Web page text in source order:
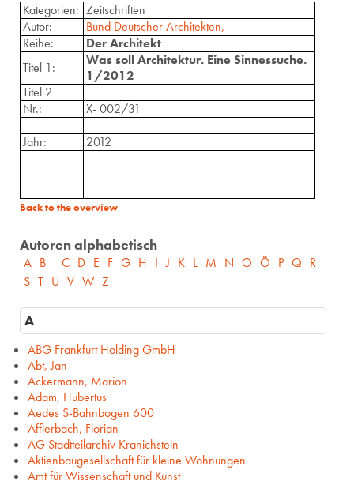
Kategorien: Zeitschriften
Autor:
Bund Deutscher Architekten,
Reihe:
Der Architekt
Titel 1:
Was soll Architektur. Eine Sinnessuche.
1/2012
Titel 2
Nr.:
X- 002/31
Jahr:
2012
Back to the overview
Autoren alphabetisch
A B C D E F G H I J K L M N O Ö P Q R
S T U V W Z
A
ABG Frankfurt Holding GmbH
Abt, Jan
Ackermann, Marion
Adam, Hubertus
Aedes S-Bahnbogen 600
Afflerbach, Florian
AG Stadtteilarchiv Kranichstein
Aktienbaugesellschaft für kleine Wohnungen
Amt für Wissenschaft und Kunst